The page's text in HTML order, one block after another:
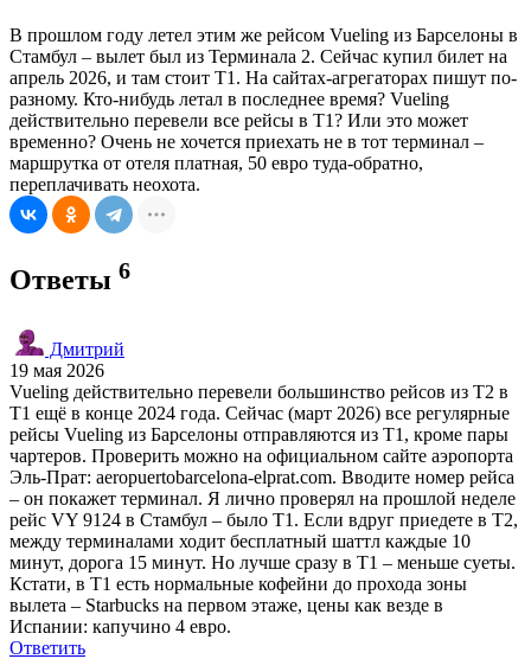
В прошлом году летел этим же рейсом Vueling из Барселоны в
Стамбул – вылет был из Терминала 2. Сейчас купил билет на
апрель 2026, и там стоит T1. На сайтах-агрегаторах пишут по-
разному. Кто-нибудь летал в последнее время? Vueling
действительно перевели все рейсы в T1? Или это может
временно? Очень не хочется приехать не в тот терминал –
маршрутка от отеля платная, 50 евро туда-обратно,
переплачивать неохота.
Ответы 6
Дмитрий
19 мая 2026
Vueling действительно перевели большинство рейсов из T2 в
T1 ещё в конце 2024 года. Сейчас (март 2026) все регулярные
рейсы Vueling из Барселоны отправляются из T1, кроме пары
чартеров. Проверить можно на официальном сайте аэропорта
Эль-Прат: aeropuertobarcelona-elprat.com. Вводите номер рейса
– он покажет терминал. Я лично проверял на прошлой неделе
рейс VY 9124 в Стамбул – было T1. Если вдруг приедете в T2,
между терминалами ходит бесплатный шаттл каждые 10
минут, дорога 15 минут. Но лучше сразу в T1 – меньше суеты.
Кстати, в T1 есть нормальные кофейни до прохода зоны
вылета – Starbucks на первом этаже, цены как везде в
Испании: капучино 4 евро.
Ответить